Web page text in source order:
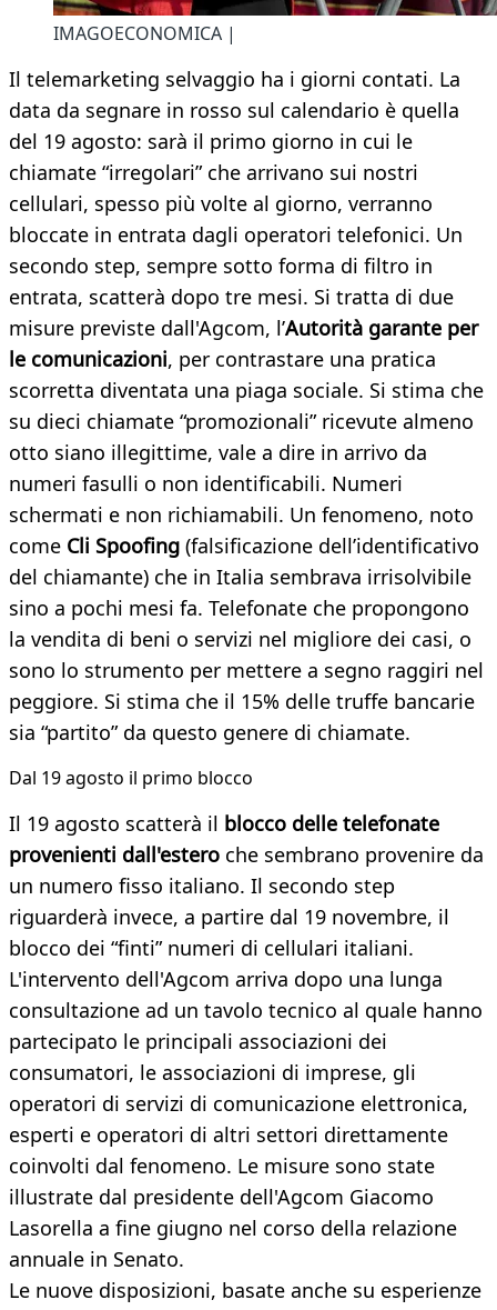
IMAGOECONOMICA |
Il telemarketing selvaggio ha i giorni contati. La
data da segnare in rosso sul calendario è quella
del 19 agosto: sarà il primo giorno in cui le
chiamate “irregolari” che arrivano sui nostri
cellulari, spesso più volte al giorno, verranno
bloccate in entrata dagli operatori telefonici. Un
secondo step, sempre sotto forma di filtro in
entrata, scatterà dopo tre mesi. Si tratta di due
misure previste dall'Agcom, l’Autorità garante per
le comunicazioni, per contrastare una pratica
scorretta diventata una piaga sociale. Si stima che
su dieci chiamate “promozionali” ricevute almeno
otto siano illegittime, vale a dire in arrivo da
numeri fasulli o non identificabili. Numeri
schermati e non richiamabili. Un fenomeno, noto
come Cli Spoofing (falsificazione dell’identificativo
del chiamante) che in Italia sembrava irrisolvibile
sino a pochi mesi fa. Telefonate che propongono
la vendita di beni o servizi nel migliore dei casi, o
sono lo strumento per mettere a segno raggiri nel
peggiore. Si stima che il 15% delle truffe bancarie
sia “partito” da questo genere di chiamate.
​Dal 19 agosto il primo blocco
Il 19 agosto scatterà il blocco delle telefonate
provenienti dall'estero che sembrano provenire da
un numero fisso italiano. Il secondo step
riguarderà invece, a partire dal 19 novembre, il
blocco dei “finti” numeri di cellulari italiani.
L'intervento dell'Agcom arriva dopo una lunga
consultazione ad un tavolo tecnico al quale hanno
partecipato le principali associazioni dei
consumatori, le associazioni di imprese, gli
operatori di servizi di comunicazione elettronica,
esperti e operatori di altri settori direttamente
coinvolti dal fenomeno. Le misure sono state
illustrate dal presidente dell'Agcom Giacomo
Lasorella a fine giugno nel corso della relazione
annuale in Senato.
Le nuove disposizioni, basate anche su esperienze